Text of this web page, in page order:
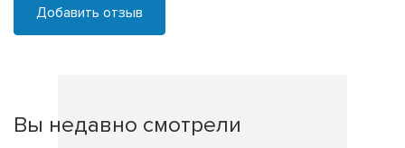
Добавить отзыв
Вы недавно смотрели